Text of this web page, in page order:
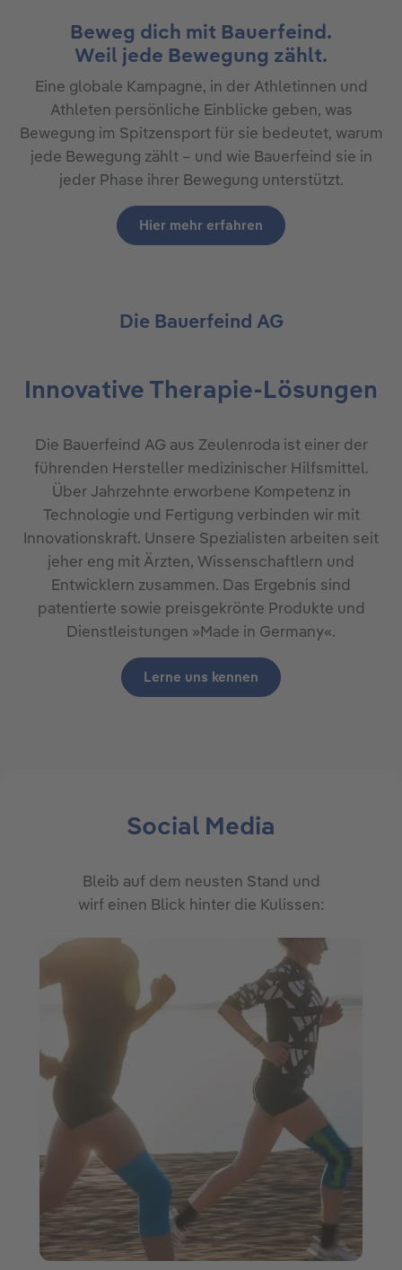
Beweg dich mit Bauerfeind.
Weil jede Bewegung zählt.
Eine globale Kampagne, in der Athletinnen und
Athleten persönliche Einblicke geben, was
Bewegung im Spitzensport für sie bedeutet, warum
jede Bewegung zählt – und wie Bauerfeind sie in
jeder Phase ihrer Bewegung unterstützt.
Hier mehr erfahren
Die Bauerfeind AG
Innovative Therapie-Lösungen
Die Bauerfeind AG aus Zeulenroda ist einer der
führenden Hersteller medizinischer Hilfsmittel.
Über Jahrzehnte erworbene Kompetenz in
Technologie und Fertigung verbinden wir mit
Innovationskraft. Unsere Spezialisten arbeiten seit
jeher eng mit Ärzten, Wissenschaftlern und
Entwicklern zusammen. Das Ergebnis sind
patentierte sowie preisgekrönte Produkte und
Dienstleistungen »Made in Germany«.
Lerne uns kennen
Social Media
Bleib auf dem neusten Stand und
wirf einen Blick hinter die Kulissen: